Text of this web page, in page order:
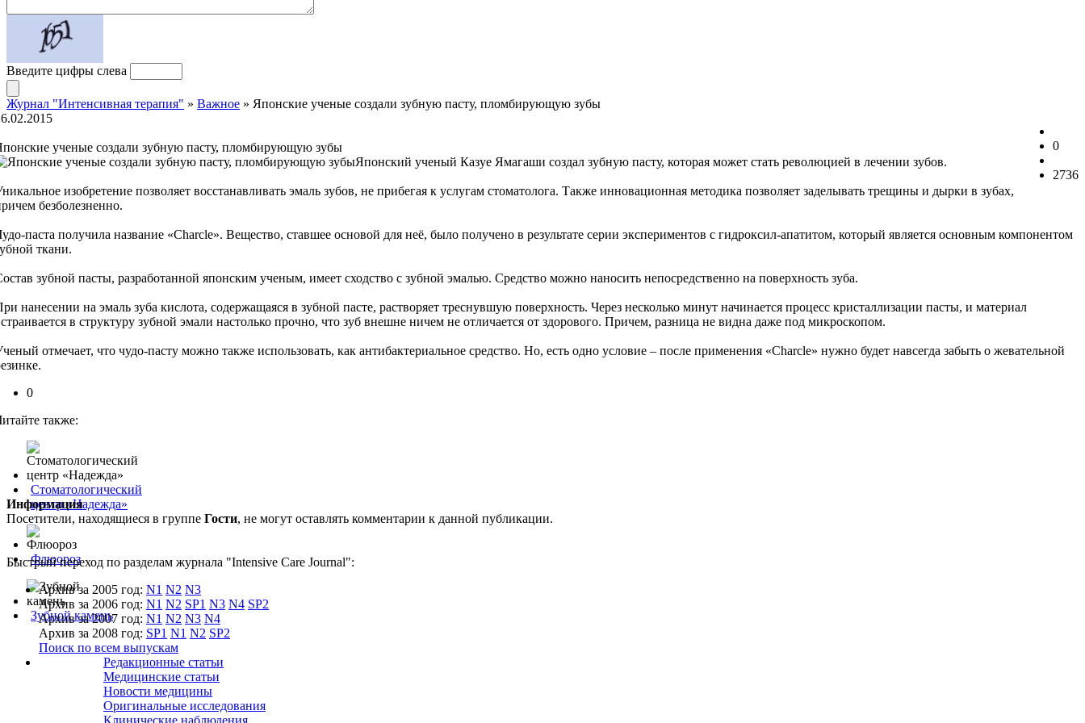
Введите цифры слева
Журнал "Интенсивная терапия" » Важное » Японские ученые создали зубную пасту, пломбирующую зубы
0
2736
ученые создали зубную пасту, пломбирующую зубы
Японский ученый Казуе Ямагаши создал зубную пасту, которая может стать революцией в лечении зубов.
изобретение позволяет восстанавливать эмаль зубов, не прибегая к услугам стоматолога. Также инновационная методика позволяет заделывать трещины и дырки в зубах,
безболезненно.
паста получила название «Charcle». Вещество, ставшее основой для неё, было получено в результате серии экспериментов с гидроксил-апатитом, который является основным компонентом
ткани.
зубной пасты, разработанной японским ученым, имеет сходство с зубной эмалью. Средство можно наносить непосредственно на поверхность зуба.
нанесении на эмаль зуба кислота, содержащаяся в зубной пасте, растворяет треснувшую поверхность. Через несколько минут начинается процесс кристаллизации пасты, и материал
в структуру зубной эмали настолько прочно, что зуб внешне ничем не отличается от здорового. Причем, разница не видна даже под микроскопом.
отмечает, что чудо-пасту можно также использовать, как антибактериальное средство. Но, есть одно условие – после применения «Charcle» нужно будет навсегда забыть о жевательной
0
также:
Стоматологический
центр «Надежда»
Флюороз
Зубной камень
Информация
Посетители, находящиеся в группе Гости, не могут оставлять комментарии к данной публикации.
Быстрый переход по разделам журнала "Intensive Care Journal":
Архив за 2005 год: N1 N2 N3
Архив за 2006 год: N1 N2 SP1 N3 N4 SP2
Архив за 2007 год: N1 N2 N3 N4
Архив за 2008 год: SP1 N1 N2 SP2
Поиск по всем выпускам
Редакционные статьи
Медицинские статьи
Новости медицины
Оригинальные исследования
Клинические наблюдения